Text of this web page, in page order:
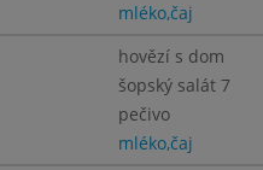
mléko,čaj
hovězí s dom
šopský salát 7
pečivo
mléko,čaj